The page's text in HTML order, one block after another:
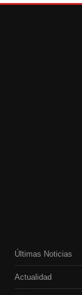
Últimas Noticias
Actualidad